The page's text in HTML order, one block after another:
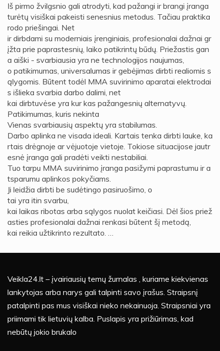
Iš pirmo žvilgsnio gali atrodyti, kad pažangi ir brangi įranga
turėtų visiškai pakeisti senesnius metodus. Tačiau praktika
rodo priešingai. Net
ir dirbdami su moderniais įrenginiais, profesionalai dažnai gr
įžta prie paprastesnių, laiko patikrintų būdų. Priežastis gan
a aiški - svarbiausia yra ne technologijos naujumas,
o patikimumas, universalumas ir gebėjimas dirbti realiomis s
ąlygomis. Būtent todėl MMA suvirinimo aparatai elektrodai
s išlieka svarbia darbo dalimi, net
kai dirbtuvėse yra kur kas pažangesnių alternatyvų.
Patikimumas, kuris nekinta
Vienas svarbiausių aspektų yra stabilumas.
Darbo aplinka ne visada ideali. Kartais tenka dirbti lauke, ka
rtais drėgnoje ar vėjuotoje vietoje. Tokiose situacijose jautr
esnė įranga gali pradėti veikti nestabiliai.
Tuo tarpu MMA suvirinimo įranga pasižymi paprastumu ir a
tsparumu aplinkos pokyčiams.
Ji leidžia dirbti be sudėtingo pasiruošimo, o
tai yra itin svarbu,
kai laikas ribotas arba sąlygos nuolat keičiasi. Dėl šios priež
asties profesionalai dažnai renkasi būtent šį metodą,
kai reikia užtikrinto rezultato. …
Veikla24.lt – įvairiausių temų žurnalas , kuriame kiekvienas
lankytojas arba narys gali talpinti savo įrašus. Straipsnį
patalpinti pas mus visiškai nieko nekainuoja. Straipsniai yra
priimami tik lietuvių kalba. Puslapis yra prižiūrimas, kad
nebūtų jokio brukalo